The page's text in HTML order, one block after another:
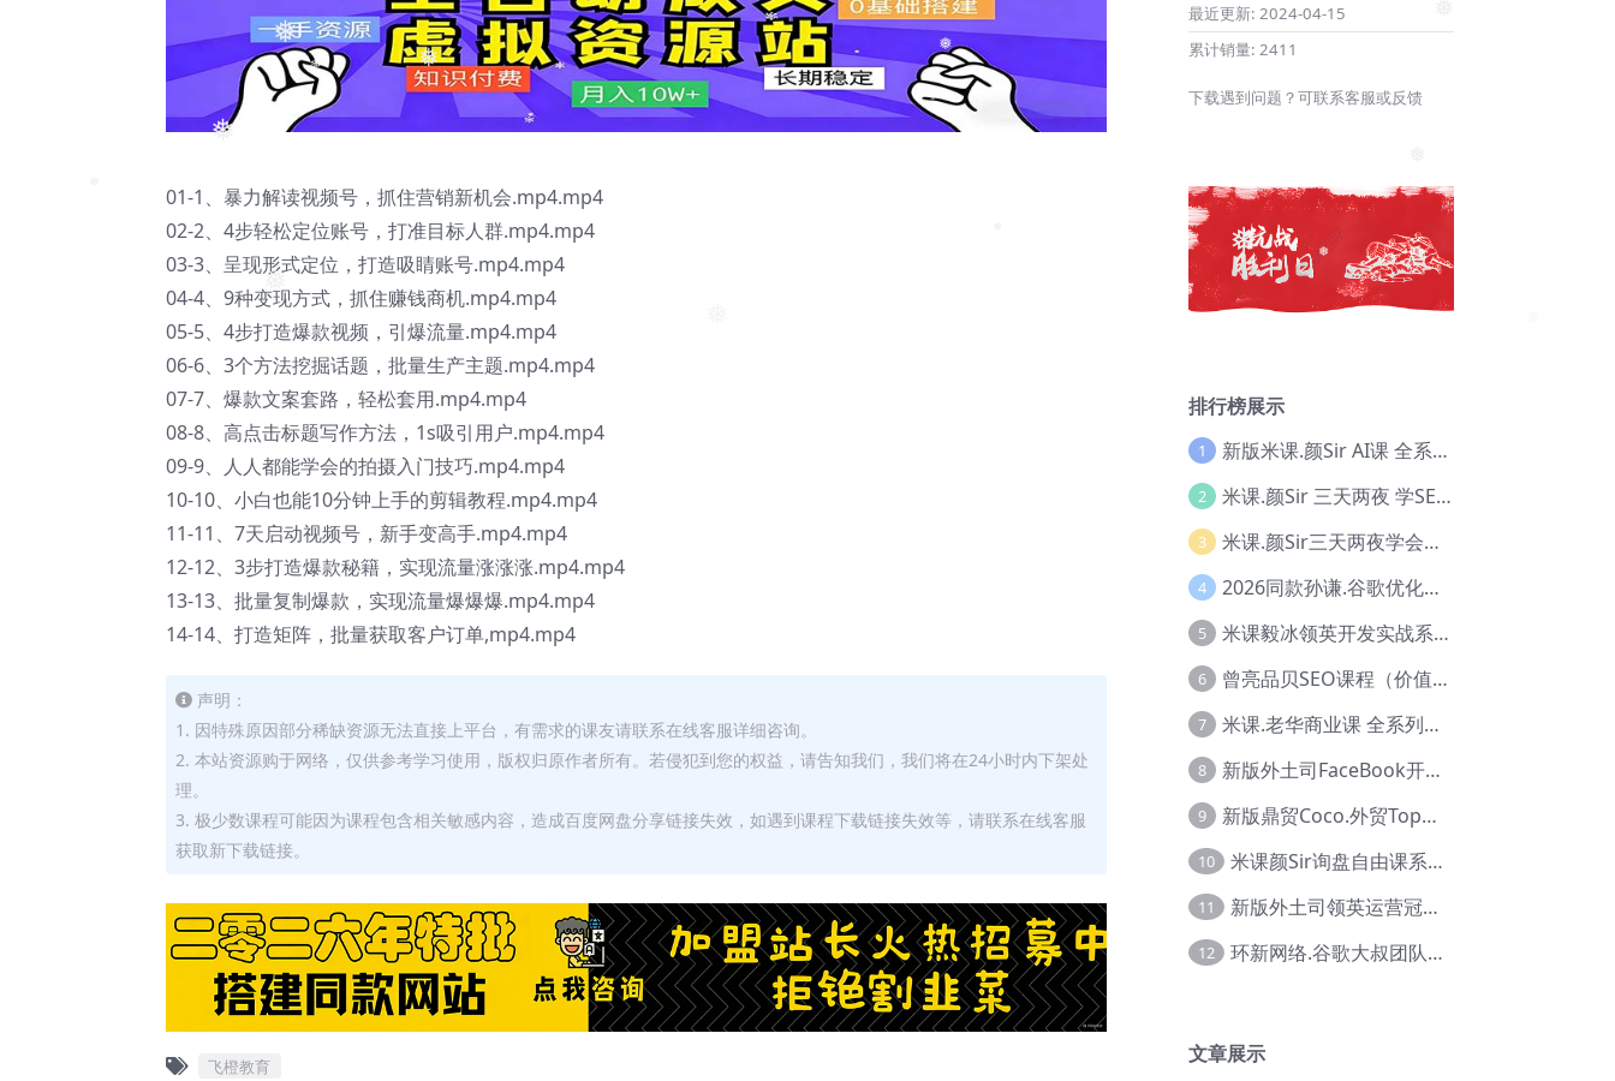
❅
❅
❅
❅
❅
❅
❅
❅
❅
01-1、暴力解读视频号，抓住营销新机会.mp4.mp4
02-2、4步轻松定位账号，打准目标人群.mp4.mp4
03-3、呈现形式定位，打造吸睛账号.mp4.mp4
04-4、9种变现方式，抓住赚钱商机.mp4.mp4
05-5、4步打造爆款视频，引爆流量.mp4.mp4
06-6、3个方法挖掘话题，批量生产主题.mp4.mp4
07-7、爆款文案套路，轻松套用.mp4.mp4
08-8、高点击标题写作方法，1s吸引用户.mp4.mp4
09-9、人人都能学会的拍摄入门技巧.mp4.mp4
10-10、小白也能10分钟上手的剪辑教程.mp4.mp4
11-11、7天启动视频号，新手变高手.mp4.mp4
12-12、3步打造爆款秘籍，实现流量涨涨涨.mp4.mp4
13-13、批量复制爆款，实现流量爆爆爆.mp4.mp4
14-14、打造矩阵，批量获取客户订单,mp4.mp4
声明：
1. 因特殊原因部分稀缺资源无法直接上平台，有需求的课友请联系在线客服详细咨询。
2. 本站资源购于网络，仅供参考学习使用，版权归原作者所有。若侵犯到您的权益，请告知我们，我们将在24小时内下架处
理。
3. 极少数课程可能因为课程包含相关敏感内容，造成百度网盘分享链接失效，如遇到课程下载链接失效等，请联系在线客服
获取新下载链接。
飞橙教育
最近更新: 2024-04-15
累计销量: 2411
下载遇到问题？可联系客服或反馈
排行榜展示
1 新版米课.颜Sir AI课 全系列实战教程，价值9800，跨境首选！【Ag-0052】
2 米课.颜Sir 三天两夜 学SEO系列教程，价值9600元，跨境人都在学 【Ag-0056】
3 米课.颜Sir三天两夜学会建站，价值6900，MI课甄选课程 【Ag-0055】
4 2026同款孙谦.谷歌优化师部落内部VIP实战教程|价值4999元全网独家解码（官方报名版本）【@034】
5 米课毅冰领英开发实战系列教程，价值3980，跨境必选【Ag-0049】
6 曾亮品贝SEO课程（价值：9800）品贝全系列教程 【Ab-0022】
7 米课.老华商业课 全系列实战教程，跨境电商必学，价值16900元【Ag-0053】
8 新版外土司FaceBook开发冠军全系列教程【Ab-0021】
9 新版鼎贸Coco.外贸Top业务课 (圈内首次独家解码|460节课)【Ag-0091】
10 米课颜Sir询盘自由课系列视频教程【Ag-0020】
11 新版外土司领英运营冠军【Ag-0047】
12 环新网络.谷歌大叔团队谷歌SEO实战教程【Ab-0024】
文章展示